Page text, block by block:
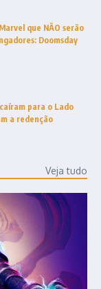
que NÃO serão
Doomsday
para o Lado
a redenção
Veja tudo